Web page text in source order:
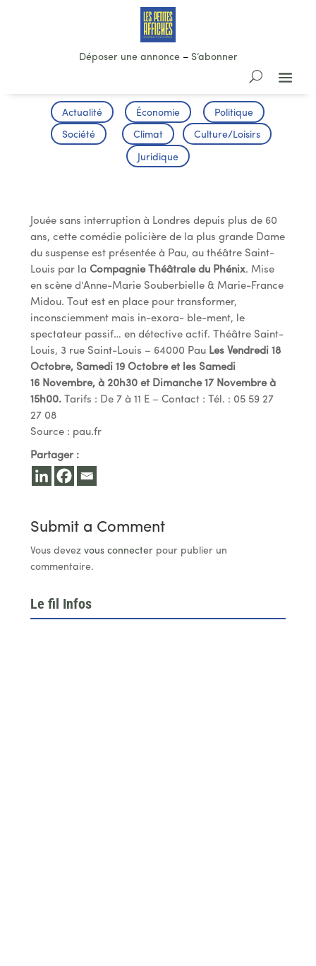
Déposer une annonce– S’abonner
Actualité Économie Politique
Société Climat Culture/Loisirs
Juridique
Jouée sans interruption à Londres depuis plus de 60
ans, cette comédie policière de la plus grande Dame
du suspense est présentée à Pau, au théâtre Saint-
Louis par la Compagnie Théâtrale du Phénix. Mise
en scène d’Anne-Marie Souberbielle & Marie-France
Midou. Tout est en place pour transformer,
inconsciemment mais in-exora- ble-ment, le
spectateur passif… en détective actif. Théâtre Saint-
Louis, 3 rue Saint-Louis – 64000 Pau Les Vendredi 18
Octobre, Samedi 19 Octobre et les Samedi
16 Novembre, à 20h30 et Dimanche 17 Novembre à
15h00. Tarifs : De 7 à 11 E – Contact : Tél. : 05 59 27
27 08
Source : pau.fr
Partager :
Submit a Comment
Vous devez vous connecterpour publier un
commentaire.
Le fil Infos